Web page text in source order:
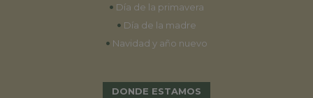
• Día de la primavera
• Día de la madre
• Navidad y año nuevo
DONDE ESTAMOS